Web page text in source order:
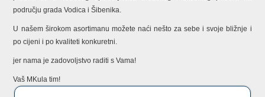
području grada Vodica i Šibenika.
U našem širokom asortimanu možete naći nešto za sebe i svoje bližnje i
po cijeni i po kvaliteti konkuretni.
jer nama je zadovoljstvo raditi s Vama!
Vaš MKula tim!